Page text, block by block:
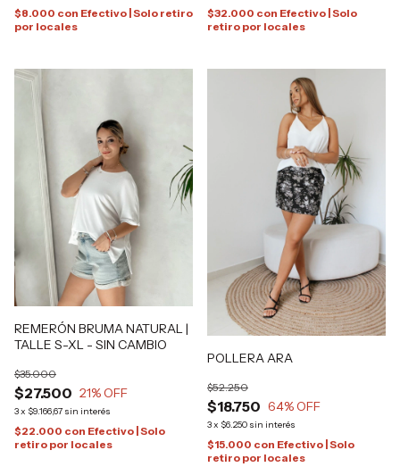
$8.000 con Efectivo | Solo retiro
por locales
$32.000 con Efectivo | Solo
retiro por locales
REMERÓN BRUMA NATURAL |
TALLE S-XL - SIN CAMBIO
$27.500
$35.000
21% OFF
3x $9.166,67 sin interés
$22.000 con Efectivo | Solo
retiro por locales
POLLERA ARA
$18.750
$52.250
64% OFF
3x $6.250 sin interés
$15.000 con Efectivo | Solo
retiro por locales